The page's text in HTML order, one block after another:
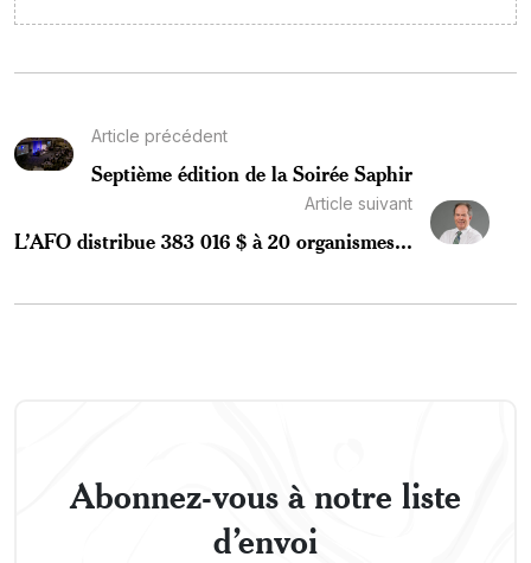
Article précédent
Septième édition de la Soirée Saphir
Article suivant
L’AFO distribue 383 016 $ à 20 organismes...
Abonnez-vous à notre liste
d’envoi